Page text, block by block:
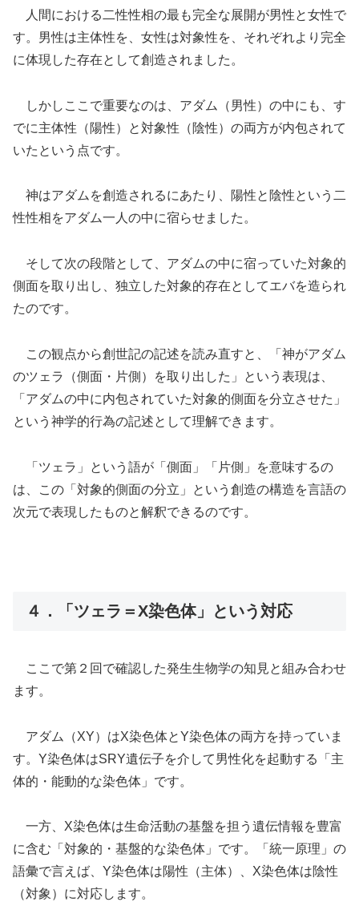
人間における二性性相の最も完全な展開が男性と女性で
す。男性は主体性を、女性は対象性を、それぞれより完全
に体現した存在として創造されました。
しかしここで重要なのは、アダム（男性）の中にも、す
でに主体性（陽性）と対象性（陰性）の両方が内包されて
いたという点です。
神はアダムを創造されるにあたり、陽性と陰性という二
性性相をアダム一人の中に宿らせました。
そして次の段階として、アダムの中に宿っていた対象的
側面を取り出し、独立した対象的存在としてエバを造られ
たのです。
この観点から創世記の記述を読み直すと、「神がアダム
のツェラ（側面・片側）を取り出した」という表現は、
「アダムの中に内包されていた対象的側面を分立させた」
という神学的行為の記述として理解できます。
「ツェラ」という語が「側面」「片側」を意味するの
は、この「対象的側面の分立」という創造の構造を言語の
次元で表現したものと解釈できるのです。
４．「ツェラ＝X染色体」という対応
ここで第２回で確認した発生生物学の知見と組み合わせ
ます。
アダム（XY）はX染色体とY染色体の両方を持っていま
す。Y染色体はSRY遺伝子を介して男性化を起動する「主
体的・能動的な染色体」です。
一方、X染色体は生命活動の基盤を担う遺伝情報を豊富
に含む「対象的・基盤的な染色体」です。「統一原理」の
語彙で言えば、Y染色体は陽性（主体）、X染色体は陰性
（対象）に対応します。